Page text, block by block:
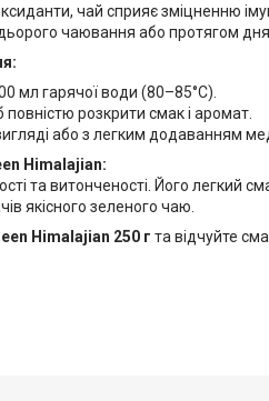
чай сприяє зміцненню
чаювання або протягом
мл гарячої води (80–85°C).
розкрити смак і аромат.
або з легким додаванням
Himalajian:
та витонченості. Його легкий
якісного зеленого чаю.
Himalajian 250 г та відчуйте